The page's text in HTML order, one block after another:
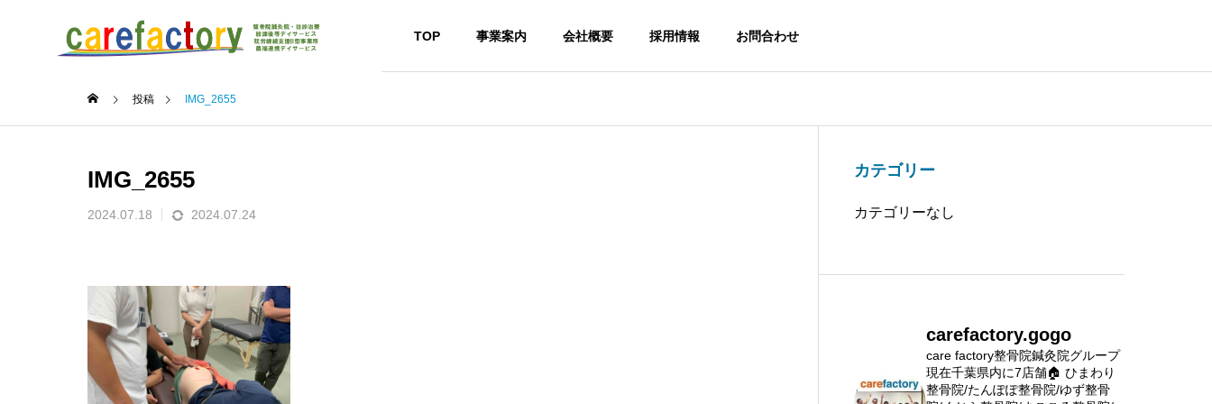
TOP 事業案内 会社概要 採用情報 お問合わせ
投稿 IMG_2655
IMG_2655
2024.07.18 2024.07.24
カテゴリー
カテゴリーなし
carefactory.gogo
care factory整骨院鍼灸院グループ
現在千葉県内に7店舗🏠 ひまわり
整骨院/たんぽぽ整骨院/ゆず整骨